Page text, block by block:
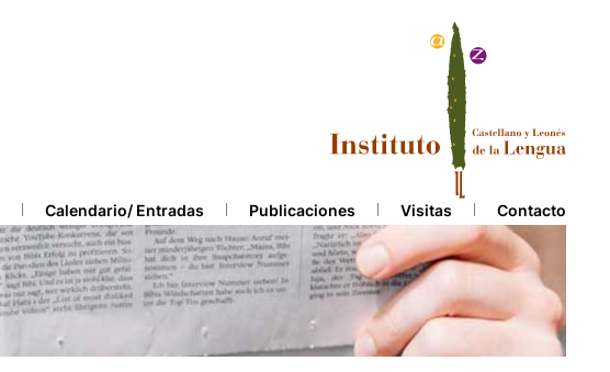
Calendario/ Entradas Publicaciones Visitas Contacto